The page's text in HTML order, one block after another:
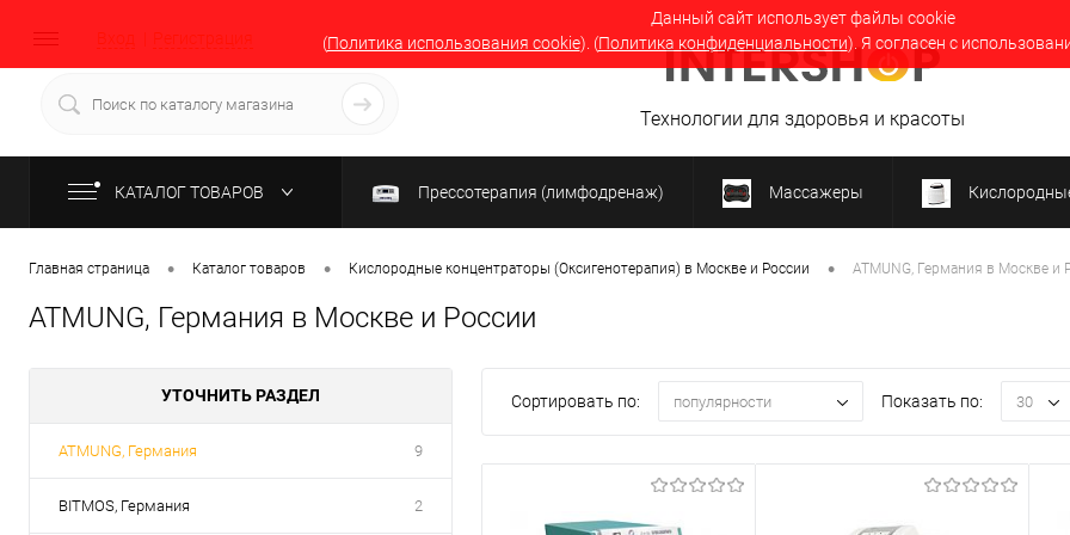
Данный сайт использует файлы cookie
(Политика использования cookie). (Политика конфиденциальности). Я согласен с
Вход Регистрация
Технологии для здоровья и красоты
КАТАЛОГ ТОВАРОВ Прессотерапия (лимфодренаж) Массажеры
Главная страница • Каталог товаров • Кислородные концентраторы (Оксигенотерапия) в Москве и России • ATMUNG, Германия в Москве и
ATMUNG, Германия в Москве и России
УТОЧНИТЬ РАЗДЕЛ
ATMUNG, Германия 9
BITMOS, Германия 2
Сортировать по: популярности Показать по: 30